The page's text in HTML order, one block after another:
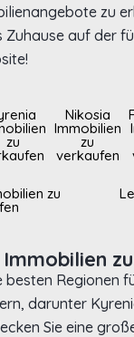
zu
Zuhause auf der
zu
Nikosia
Immobilien
zu
verkaufen
zu
besten Regionen
darunter
Sie eine